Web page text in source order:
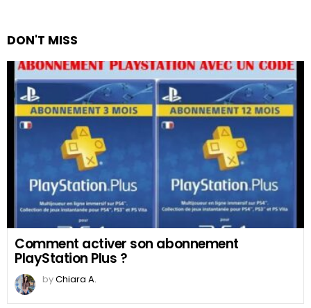
DON'T MISS
Comment activer son abonnement
PlayStation Plus ?
byChiara A.